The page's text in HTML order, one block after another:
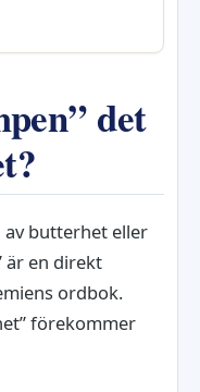
det
av butterhet eller
är en direkt
ordbok.
förekommer